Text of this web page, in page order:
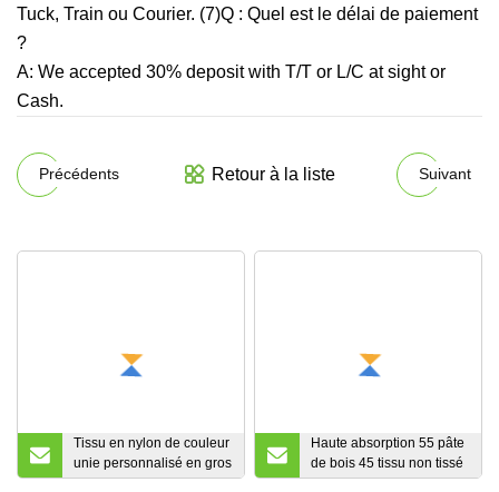
Tuck, Train ou Courier. (7)Q : Quel est le délai de paiement
?
A: We accepted 30% deposit with T/T or L/C at sight or
Cash.
Précédents Retour à la liste Suivant
Tissu en nylon de couleur
unie personnalisé en gros
pantalon en nylon de
Haute absorption 55 pâte
de bois 45 tissu non tissé
en polyester pour lingette